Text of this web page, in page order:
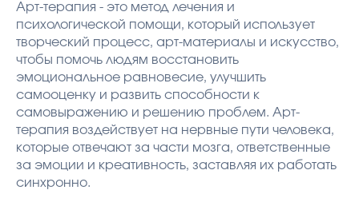
Арт-терапия - это метод лечения и
психологической помощи, который использует
творческий процесс, арт-материалы и искусство,
чтобы помочь людям восстановить
эмоциональное равновесие, улучшить
самооценку и развить способности к
самовыражению и решению проблем. Арт-
терапия воздействует на нервные пути человека,
которые отвечают за части мозга, ответственные
за эмоции и креативность, заставляя их работать
синхронно.